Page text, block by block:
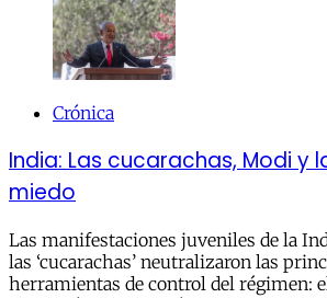
Crónica
India: Las cucarachas, Modi y
miedo
Las manifestaciones juveniles de la
las ‘cucarachas’ neutralizaron las
herramientas de control del régimen: